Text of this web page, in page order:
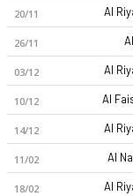
Al-Riyadh 26-27
20/11 Al
26/11
03/12 Al
10/12 Al
14/12 Al
11/02 Al
18/02 Al